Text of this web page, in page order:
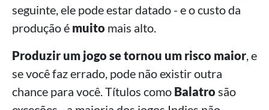
seguinte, ele pode estar datado - e o custo da
produção é muito mais alto.
Produzir um jogo se tornou um risco maior, e
se você faz errado, pode não existir outra
chance para você. Títulos como Balatro são